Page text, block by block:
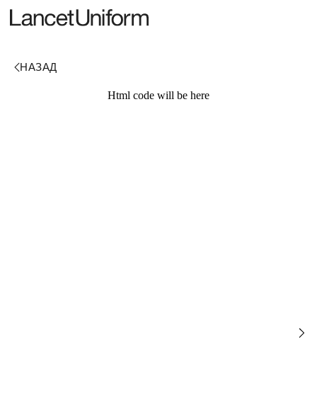
Html code will be here